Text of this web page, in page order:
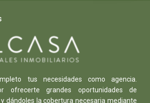
tus necesidades como agencia.
ofrecerte grandes oportunidades de
dándoles la cobertura necesaria mediante